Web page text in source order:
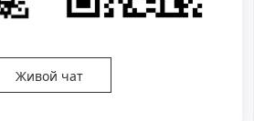
Живой чат